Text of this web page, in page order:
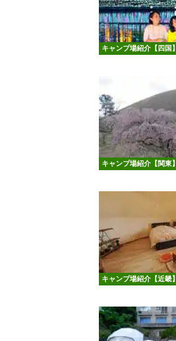
キャンプ場紹介【四国】
キャンプ場紹介【関東】
キャンプ場紹介【近畿】